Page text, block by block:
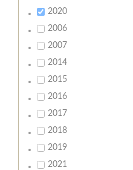
2020
2006
2007
2014
2015
2016
2017
2018
2019
2021